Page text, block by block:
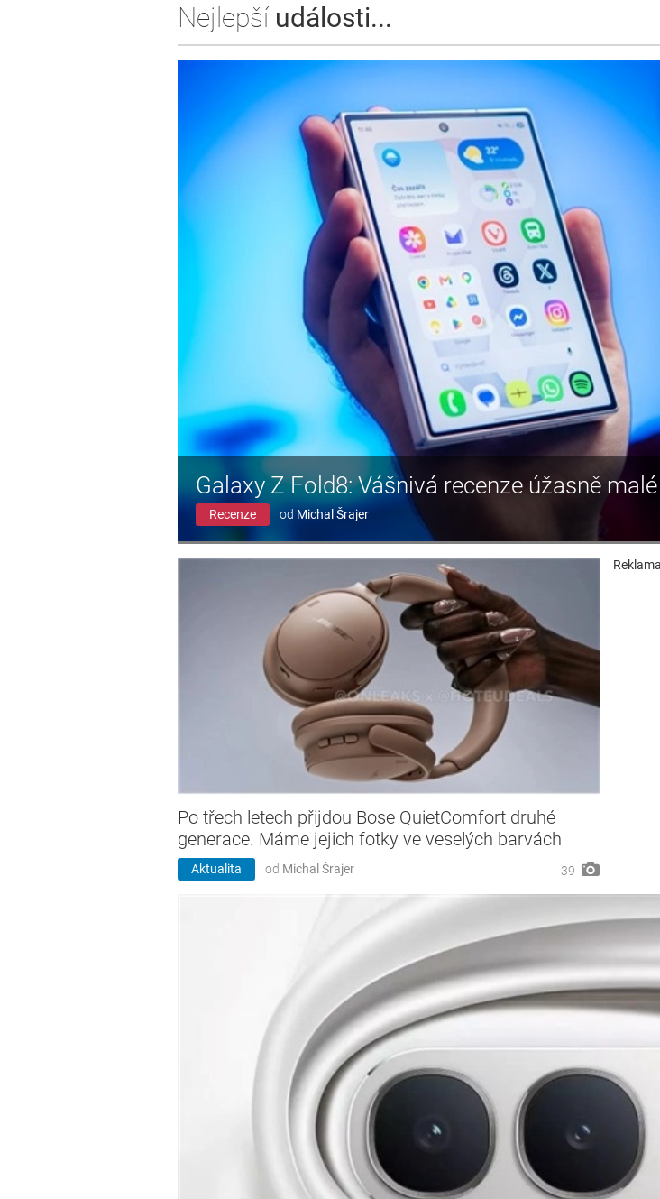
Nejlepší události...
Galaxy Z Fold8: Vášnivá recenze úžasně
Recenze od Michal Šrajer
Po třech letech přijdou Bose QuietComfort druhé
generace. Máme jejich fotky ve veselých barvách
Aktualita od Michal Šrajer 39
Reklama